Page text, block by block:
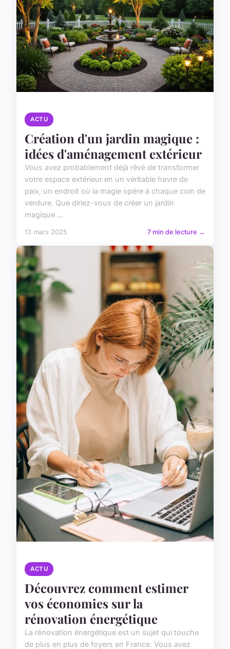
ACTU
Création d'un jardin magique :
idées d'aménagement extérieur
Vous avez probablement déjà rêvé de transformer
votre espace extérieur en un véritable havre de
paix, un endroit où la magie opère à chaque coin de
verdure. Que diriez-vous de créer un jardin
magique ...
13 mars 2025 7 min de lecture →
ACTU
Découvrez comment estimer
vos économies sur la
rénovation énergétique
La rénovation énergétique est un sujet qui touche
de plus en plus de foyers en France. Vous avez